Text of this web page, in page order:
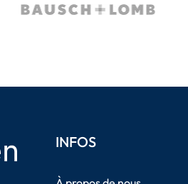
INFOS